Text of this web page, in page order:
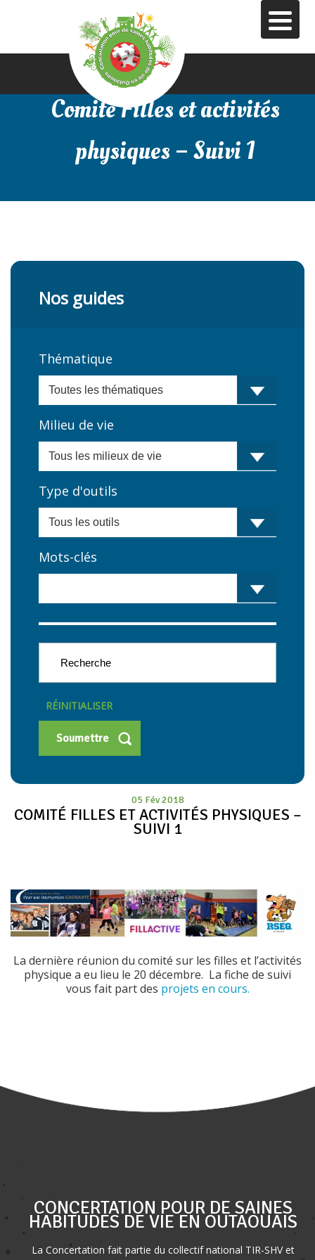
Comité Filles et activités
physiques – Suivi 1
Nos guides
Thématique
Milieu de vie
Type d'outils
Mots-clés
RÉINITIALISER
05 Fév 2018
COMITÉ FILLES ET ACTIVITÉS PHYSIQUES –
SUIVI 1
La dernière réunion du comité sur les filles et l’activités
physique a eu lieu le 20 décembre. La fiche de suivi
vous fait part des projets en cours.
CONCERTATION POUR DE SAINES
HABITUDES DE VIE EN OUTAOUAIS
La Concertation fait partie du collectif national TIR-SHV et